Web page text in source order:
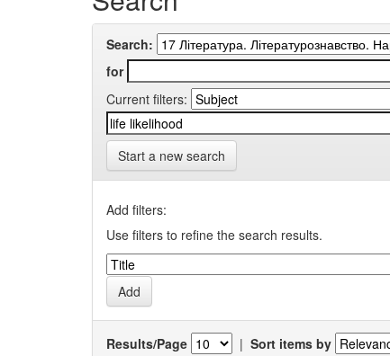
Search:
for
Current filters:
Start a new search
Add filters:
Use filters to refine the search results.
Results/Page | Sort items by